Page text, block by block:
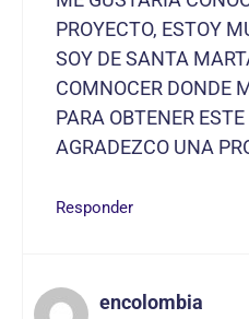
PROYECTO, ESTOY
SOY DE SANTA
COMNOCER DONDE
PARA OBTENER
AGRADEZCO UNA
Responder
encolombia